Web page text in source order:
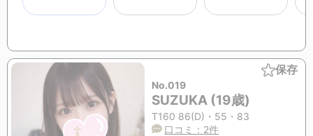
保存
No.019
SUZUKA (19歳)
T160 86(D)・55・83
口コミ：2件